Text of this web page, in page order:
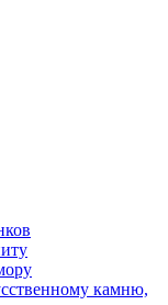
камню,